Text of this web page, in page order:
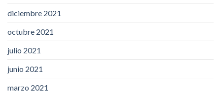
diciembre 2021
octubre 2021
julio 2021
junio 2021
marzo 2021